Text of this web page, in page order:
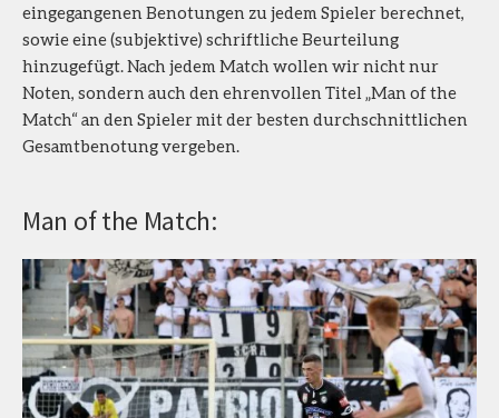
eingegangenen Benotungen zu jedem Spieler berechnet,
sowie eine (subjektive) schriftliche Beurteilung
hinzugefügt. Nach jedem Match wollen wir nicht nur
Noten, sondern auch den ehrenvollen Titel „Man of the
Match“ an den Spieler mit der besten durchschnittlichen
Gesamtbenotung vergeben.
Man of the Match: